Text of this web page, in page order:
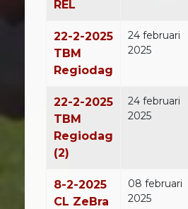
REL
22-2-2025
TBM
Regiodag
24 februari
2025
22-2-2025
TBM
Regiodag
(2)
24 februari
2025
8-2-2025
CL ZeBra
08 februari
2025